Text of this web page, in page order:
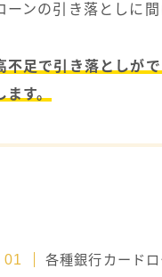
ーンの引き落としに
不足で引き落としが
す。
各種銀行カード